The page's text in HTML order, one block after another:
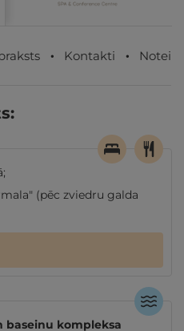
Kontakti
(pēc zviedru galda
baseinu kompleksa